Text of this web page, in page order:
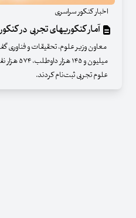
اخبار کنکور سراسری
آمار کنکوریهای تجربی در کنکور ۱۴۰۱
علوم تجربی ثبت‌نام کردند.